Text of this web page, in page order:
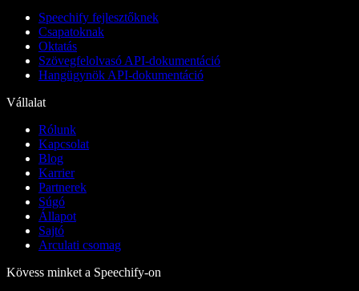
Speechify fejlesztőknek
Csapatoknak
Oktatás
Szövegfelolvasó API-dokumentáció
Hangügynök API-dokumentáció
Vállalat
Rólunk
Kapcsolat
Blog
Karrier
Partnerek
Súgó
Állapot
Sajtó
Arculati csomag
Kövess minket a Speechify-on